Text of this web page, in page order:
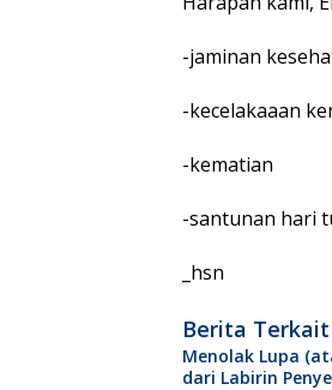
-jaminan
-kecelakaaan
-kematian
-santunan hari
_hsn
Berita Terkait
Menolak Lupa
dari Labirin